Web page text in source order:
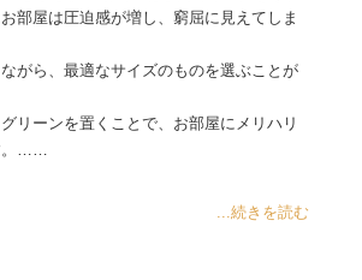
部屋は圧迫感が増し、窮屈に見えてしま
がら、最適なサイズのものを選ぶことが
リーンを置くことで、お部屋にメリハリ
。……
...続きを読む